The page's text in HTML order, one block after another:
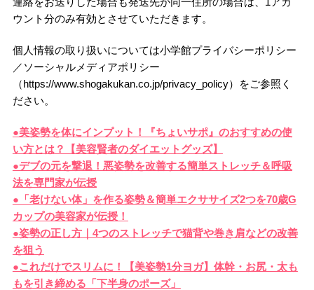
ウント分のみ有効とさせていただきます。
個人情報の取り扱いについては小学館プライバシーポリシー
／ソーシャルメディアポリシー
（https://www.shogakukan.co.jp/privacy_policy）をご参照く
ださい。
●美姿勢を体にインプット！『ちょいサポ』のおすすめの使
い方とは？【美容賢者のダイエットグッズ】
●デブの元を撃退！悪姿勢を改善する簡単ストレッチ＆呼吸
法を専門家が伝授
●「老けない体」を作る姿勢＆簡単エクササイズ2つを70歳G
カップの美容家が伝授！
●姿勢の正し方｜4つのストレッチで猫背や巻き肩などの改善
を狙う
●これだけでスリムに！【美姿勢1分ヨガ】体幹・お尻・太も
もを引き締める「下半身のポーズ」